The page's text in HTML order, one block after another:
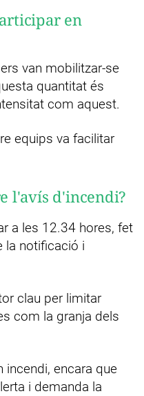
en
van mobilitzar-se
quantitat és
com aquest.
equips va facilitar
l'avís d'incendi?
a les 12.34 hores, fet
la notificació i
clau per limitar
com la granja dels
incendi, encara que
i demanda la